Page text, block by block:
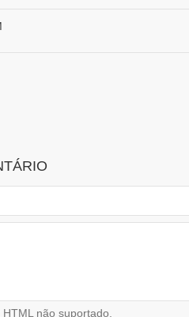
HTML não suportado.